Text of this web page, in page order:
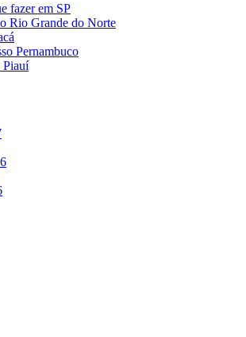
fazer em SP
Rio Grande do Norte
Pernambuco
Piauí